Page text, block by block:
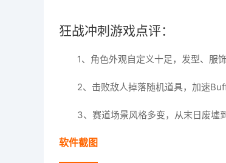
狂战冲刺游戏点评：
1、角色外观自定义十足，发型、服
2、击败敌人掉落随机道具，加速
3、赛道场景风格多变，从末日废墟
软件截图